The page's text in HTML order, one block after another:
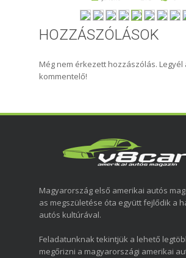
HOZZÁSZÓLÁSOK
Még nem érkezett hozzászólás. Legyél
kommentelő!
Magyarország első amerikai autós
as megszületése óta együtt fejlődik a
autós kultúrával.
Feladatunknak tekintjük a lehető
megőrizni a magyarországi amerikai